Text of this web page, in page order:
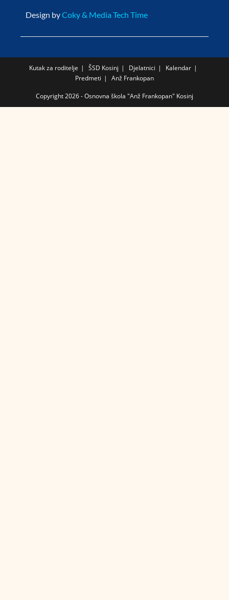
Design byCoky & Media Tech Time
Kutak za roditelje ŠSD Kosinj Djelatnici
Kalendar
Predmeti
Anž Frankopan
Copyright 2026 - Osnovna škola "Anž Frankopan" Kosinj